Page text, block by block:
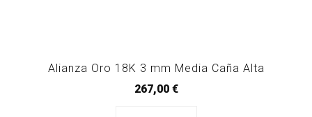
Alianza Oro 18K 3 mm Media Caña Alta
267,00 €